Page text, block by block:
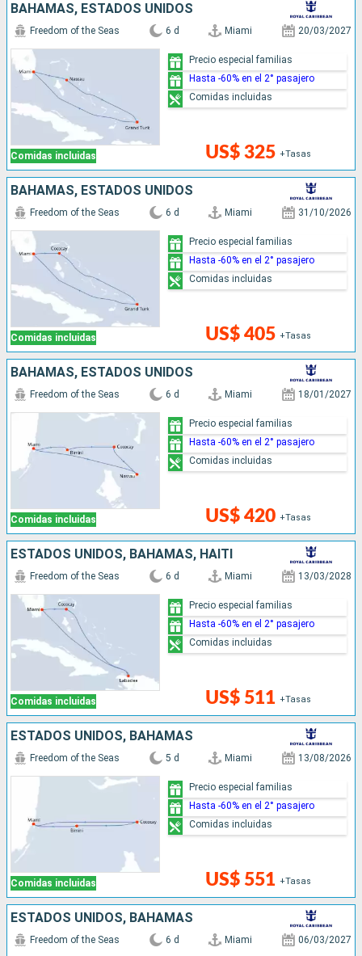
BAHAMAS, ESTADOS UNIDOS
Comidas incluidas
Freedom of the Seas 6 d Miami 20/03/2027
US$ 325 +Tasas
Precio especial familias
Hasta -60% en el 2° pasajero
Comidas incluidas
BAHAMAS, ESTADOS UNIDOS
Comidas incluidas
Freedom of the Seas 6 d Miami 31/10/2026
US$ 405 +Tasas
Precio especial familias
Hasta -60% en el 2° pasajero
Comidas incluidas
BAHAMAS, ESTADOS UNIDOS
Comidas incluidas
Freedom of the Seas 6 d Miami 18/01/2027
US$ 420 +Tasas
Precio especial familias
Hasta -60% en el 2° pasajero
Comidas incluidas
ESTADOS UNIDOS, BAHAMAS, HAITI
Comidas incluidas
Freedom of the Seas 6 d Miami 13/03/2028
US$ 511 +Tasas
Precio especial familias
Hasta -60% en el 2° pasajero
Comidas incluidas
ESTADOS UNIDOS, BAHAMAS
Comidas incluidas
Freedom of the Seas 5 d Miami 13/08/2026
US$ 551 +Tasas
Precio especial familias
Hasta -60% en el 2° pasajero
Comidas incluidas
ESTADOS UNIDOS, BAHAMAS
Freedom of the Seas 6 d Miami 06/03/2027